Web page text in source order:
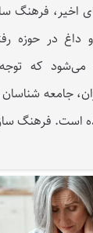
اخیر، فرهنگ
داغ در حوزه‌
که
جامعه شناسان
است. فرهنگ